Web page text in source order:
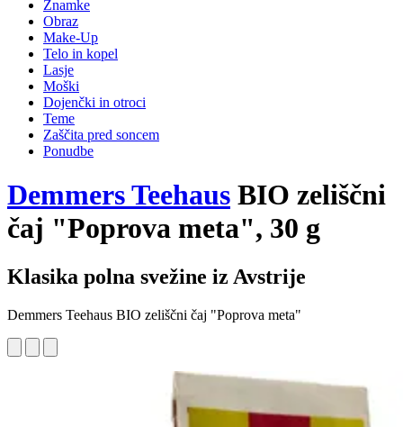
Znamke
Obraz
Make-Up
Telo in kopel
Lasje
Moški
Dojenčki in otroci
Teme
Zaščita pred soncem
Ponudbe
Demmers Teehaus BIO zeliščni
čaj "Poprova meta", 30 g
Klasika polna svežine iz Avstrije
Demmers Teehaus BIO zeliščni čaj "Poprova meta"